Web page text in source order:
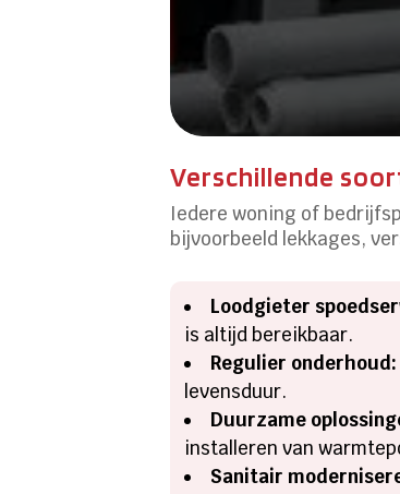
Verschillende
Iedere woning of
bijvoorbeeld lekkages,
Loodgieter
is altijd bereikbaar.
Regulier onderhoud:
levensduur.
Duurzame
installeren van
Sanitair